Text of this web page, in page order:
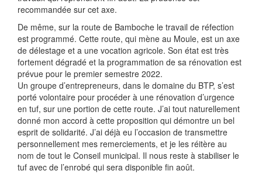
recommandée sur cet axe.
De même, sur la route de Bamboche le travail de réfection
est programmé. Cette route, qui mène au Moule, est un axe
de délestage et a une vocation agricole. Son état est très
fortement dégradé et la programmation de sa rénovation est
prévue pour le premier semestre 2022.
Un groupe d’entrepreneurs, dans le domaine du BTP, s’est
porté volontaire pour procéder à une rénovation d’urgence
en tuf, sur une portion de cette route. J’ai tout naturellement
donné mon accord à cette proposition qui démontre un bel
esprit de solidarité. J’ai déjà eu l’occasion de transmettre
personnellement mes remerciements, et je les réitère au
nom de tout le Conseil municipal. Il nous reste à stabiliser le
tuf avec de l’enrobé qui sera disponible fin août.